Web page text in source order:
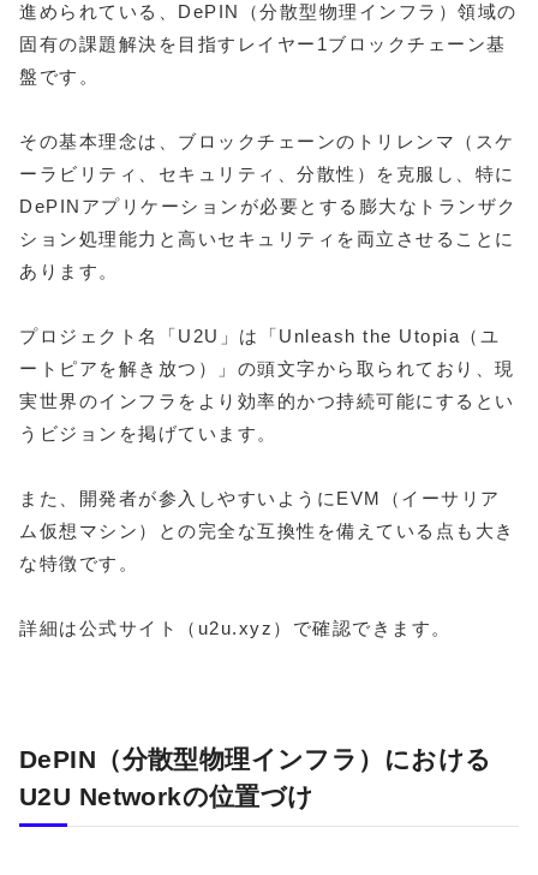
進められている、DePIN（分散型物理インフラ）領域の
固有の課題解決を目指すレイヤー1ブロックチェーン基
盤です。
その基本理念は、ブロックチェーンのトリレンマ（スケ
ーラビリティ、セキュリティ、分散性）を克服し、特に
DePINアプリケーションが必要とする膨大なトランザク
ション処理能力と高いセキュリティを両立させることに
あります。
プロジェクト名「U2U」は「Unleash the Utopia（ユ
ートピアを解き放つ）」の頭文字から取られており、現
実世界のインフラをより効率的かつ持続可能にするとい
うビジョンを掲げています。
また、開発者が参入しやすいようにEVM（イーサリア
ム仮想マシン）との完全な互換性を備えている点も大き
な特徴です。
詳細は公式サイト（u2u.xyz）で確認できます。
DePIN（分散型物理インフラ）における
U2U Networkの位置づけ